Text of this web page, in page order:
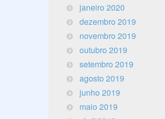
janeiro 2020
dezembro 2019
novembro 2019
outubro 2019
setembro 2019
agosto 2019
junho 2019
maio 2019